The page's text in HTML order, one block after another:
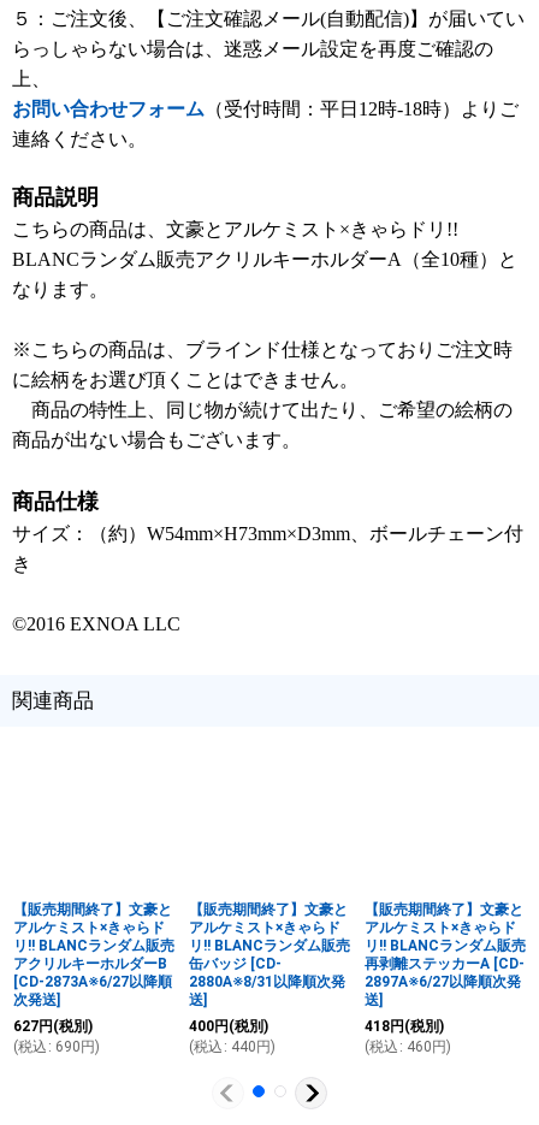
５：ご注文後、【ご注文確認メール(自動配信)】が届いてい
らっしゃらない場合は、迷惑メール設定を再度ご確認の
上、
お問い合わせフォーム （受付時間：平日12時-18時）よりご
連絡ください。
商品説明
こちらの商品は、文豪とアルケミスト×きゃらドリ!!
BLANCランダム販売アクリルキーホルダーA（全10種）と
なります。
※こちらの商品は、ブラインド仕様となっておりご注文時
に絵柄をお選び頂くことはできません。
商品の特性上、同じ物が続けて出たり、ご希望の絵柄の
商品が出ない場合もございます。
商品仕様
サイズ：（約）W54mm×H73mm×D3mm、ボールチェーン付
き
©2016 EXNOA LLC
関連商品
【販売期間終了】文豪と
アルケミスト×きゃらド
リ!! BLANCランダム販売
アクリルキーホルダーB
[CD-2873A※6/27以降順
次発送]
627円 (税別)
(税込 : 690 円)
【販売期間終了】文豪と
アルケミスト×きゃらド
リ!! BLANCランダム販売
缶バッジ [CD-
2880A※8/31以降順次発
送]
400円 (税別)
(税込 : 440 円)
【販売期間終了】文豪と
アルケミスト×きゃらド
リ!! BLANCランダム販売
再剥離ステッカーA [CD-
2897A※6/27以降順次発
送]
418円 (税別)
(税込 : 460 円)